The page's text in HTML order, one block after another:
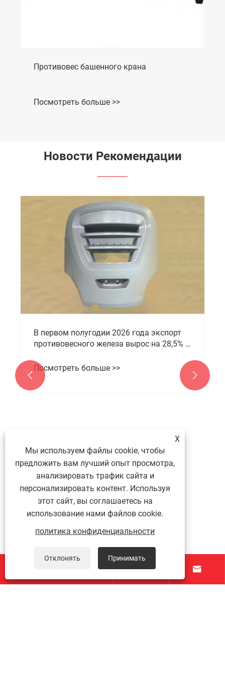
Противовес башенного крана
Посмотреть больше >>
Новости Рекомендации
​В первом полугодии 2026 года экспорт
противовесного железа вырос на 28,5% в
Fanrong использовала свои
производственные преимущества в
провинции Хэбэй для развития мирового
Посмотреть больше >>
 
 
X
Мы используем файлы cookie, чтобы
предложить вам лучший опыт просмотра,
анализировать трафик сайта и
персонализировать контент. Используя
этот сайт, вы соглашаетесь на
использование нами файлов cookie.
политика конфиденциальности
Отклонять Принимать